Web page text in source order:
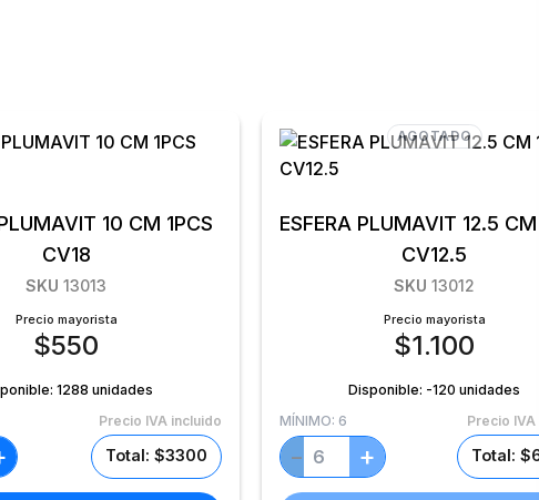
10 CM 1PCS
CV18
SKU 13013
Precio mayorista
$550
1288 unidades
Precio IVA incluido
Total: $3300
AGOTADO
ESFERA PLUMAVIT 12.5 CM
CV12.5
SKU 13012
Precio mayorista
$1.100
Disponible: -120 unidades
MÍNIMO: 6 Precio IVA
− + Total: